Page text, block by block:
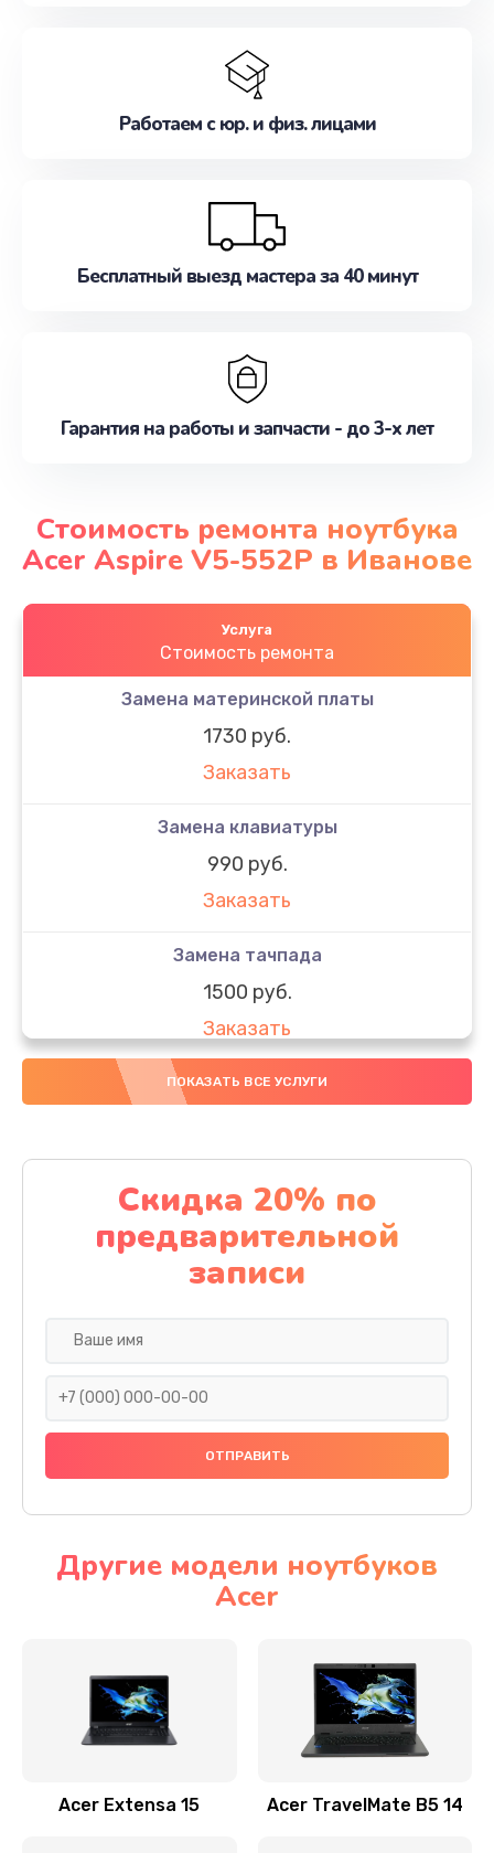
Работаем с юр. и физ. лицами
Бесплатный выезд мастера за 40 минут
Гарантия на работы и запчасти - до 3-х лет
Стоимость ремонта ноутбука
Acer Aspire V5-552P в Иванове
Услуга
Стоимость ремонта
Замена материнской платы
1730 руб.
Заказать
Замена клавиатуры
990 руб.
Заказать
Замена тачпада
1500 руб.
Заказать
Замена южного моста
Заказать
Чистка от пыли
1060 руб.
Заказать
Ремонт подсветки
Настройка BIOS
Замена видеочипа
Заказать
ПОКАЗАТЬ ВСЕ УСЛУГИ
Скидка 20% по
предварительной
записи
Другие модели ноутбуков
Acer
Acer Extensa 15 Acer TravelMate B5 14